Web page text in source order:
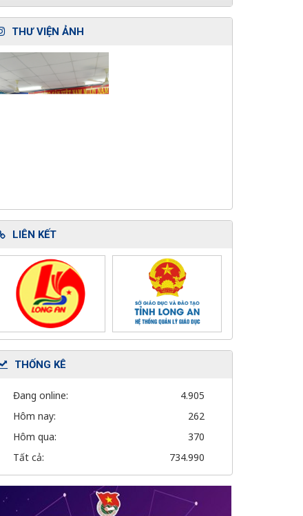
THƯ VIỆN ẢNH
LIÊN KẾT
THỐNG KÊ
Đang online:
4.905
Hôm nay:
262
Hôm qua:
370
Tất cả:
734.990